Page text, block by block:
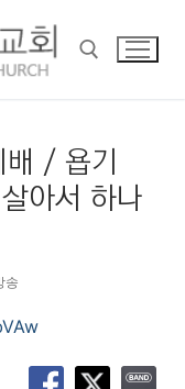
/ 욥기
아서 하나
송